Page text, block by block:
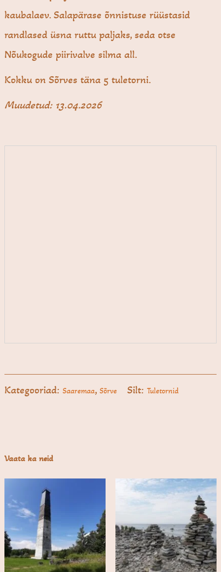
kaubalaev. Salapärase õnnistuse rüüstasid
randlased üsna ruttu paljaks, seda otse
Nõukogude piirivalve silma all.
Kokku on Sõrves täna 5 tuletorni.
Muudetud: 13.04.2026
Kategooriad:Saaremaa,Sõrve Silt:Tuletornid
Vaata ka neid